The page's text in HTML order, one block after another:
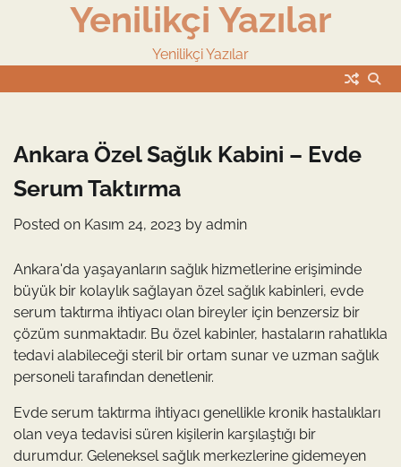
Yenilikçi Yazılar
Yenilikçi Yazılar
Ankara Özel Sağlık Kabini – Evde
Serum Taktırma
Posted on Kasım 24, 2023 by admin
Ankara'da yaşayanların sağlık hizmetlerine erişiminde
büyük bir kolaylık sağlayan özel sağlık kabinleri, evde
serum taktırma ihtiyacı olan bireyler için benzersiz bir
çözüm sunmaktadır. Bu özel kabinler, hastaların rahatlıkla
tedavi alabileceği steril bir ortam sunar ve uzman sağlık
personeli tarafından denetlenir.
Evde serum taktırma ihtiyacı genellikle kronik hastalıkları
olan veya tedavisi süren kişilerin karşılaştığı bir
durumdur. Geleneksel sağlık merkezlerine gidemeyen